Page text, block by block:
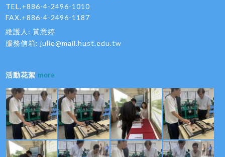
TEL.+886-4-2496-1010
FAX.+886-4-2496-1187
維護人: 黃意婷
服務信箱:julie@mail.hust.edu.tw
活動花絮 more